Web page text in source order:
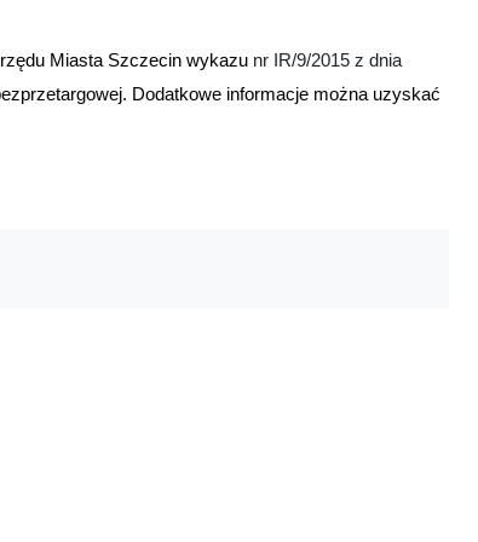
Miasta Szczecin wykazu nr IR/9/2015 z dnia
Dodatkowe informacje można uzyskać